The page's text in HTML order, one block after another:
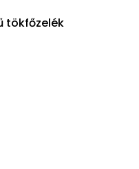
tökfőzelék